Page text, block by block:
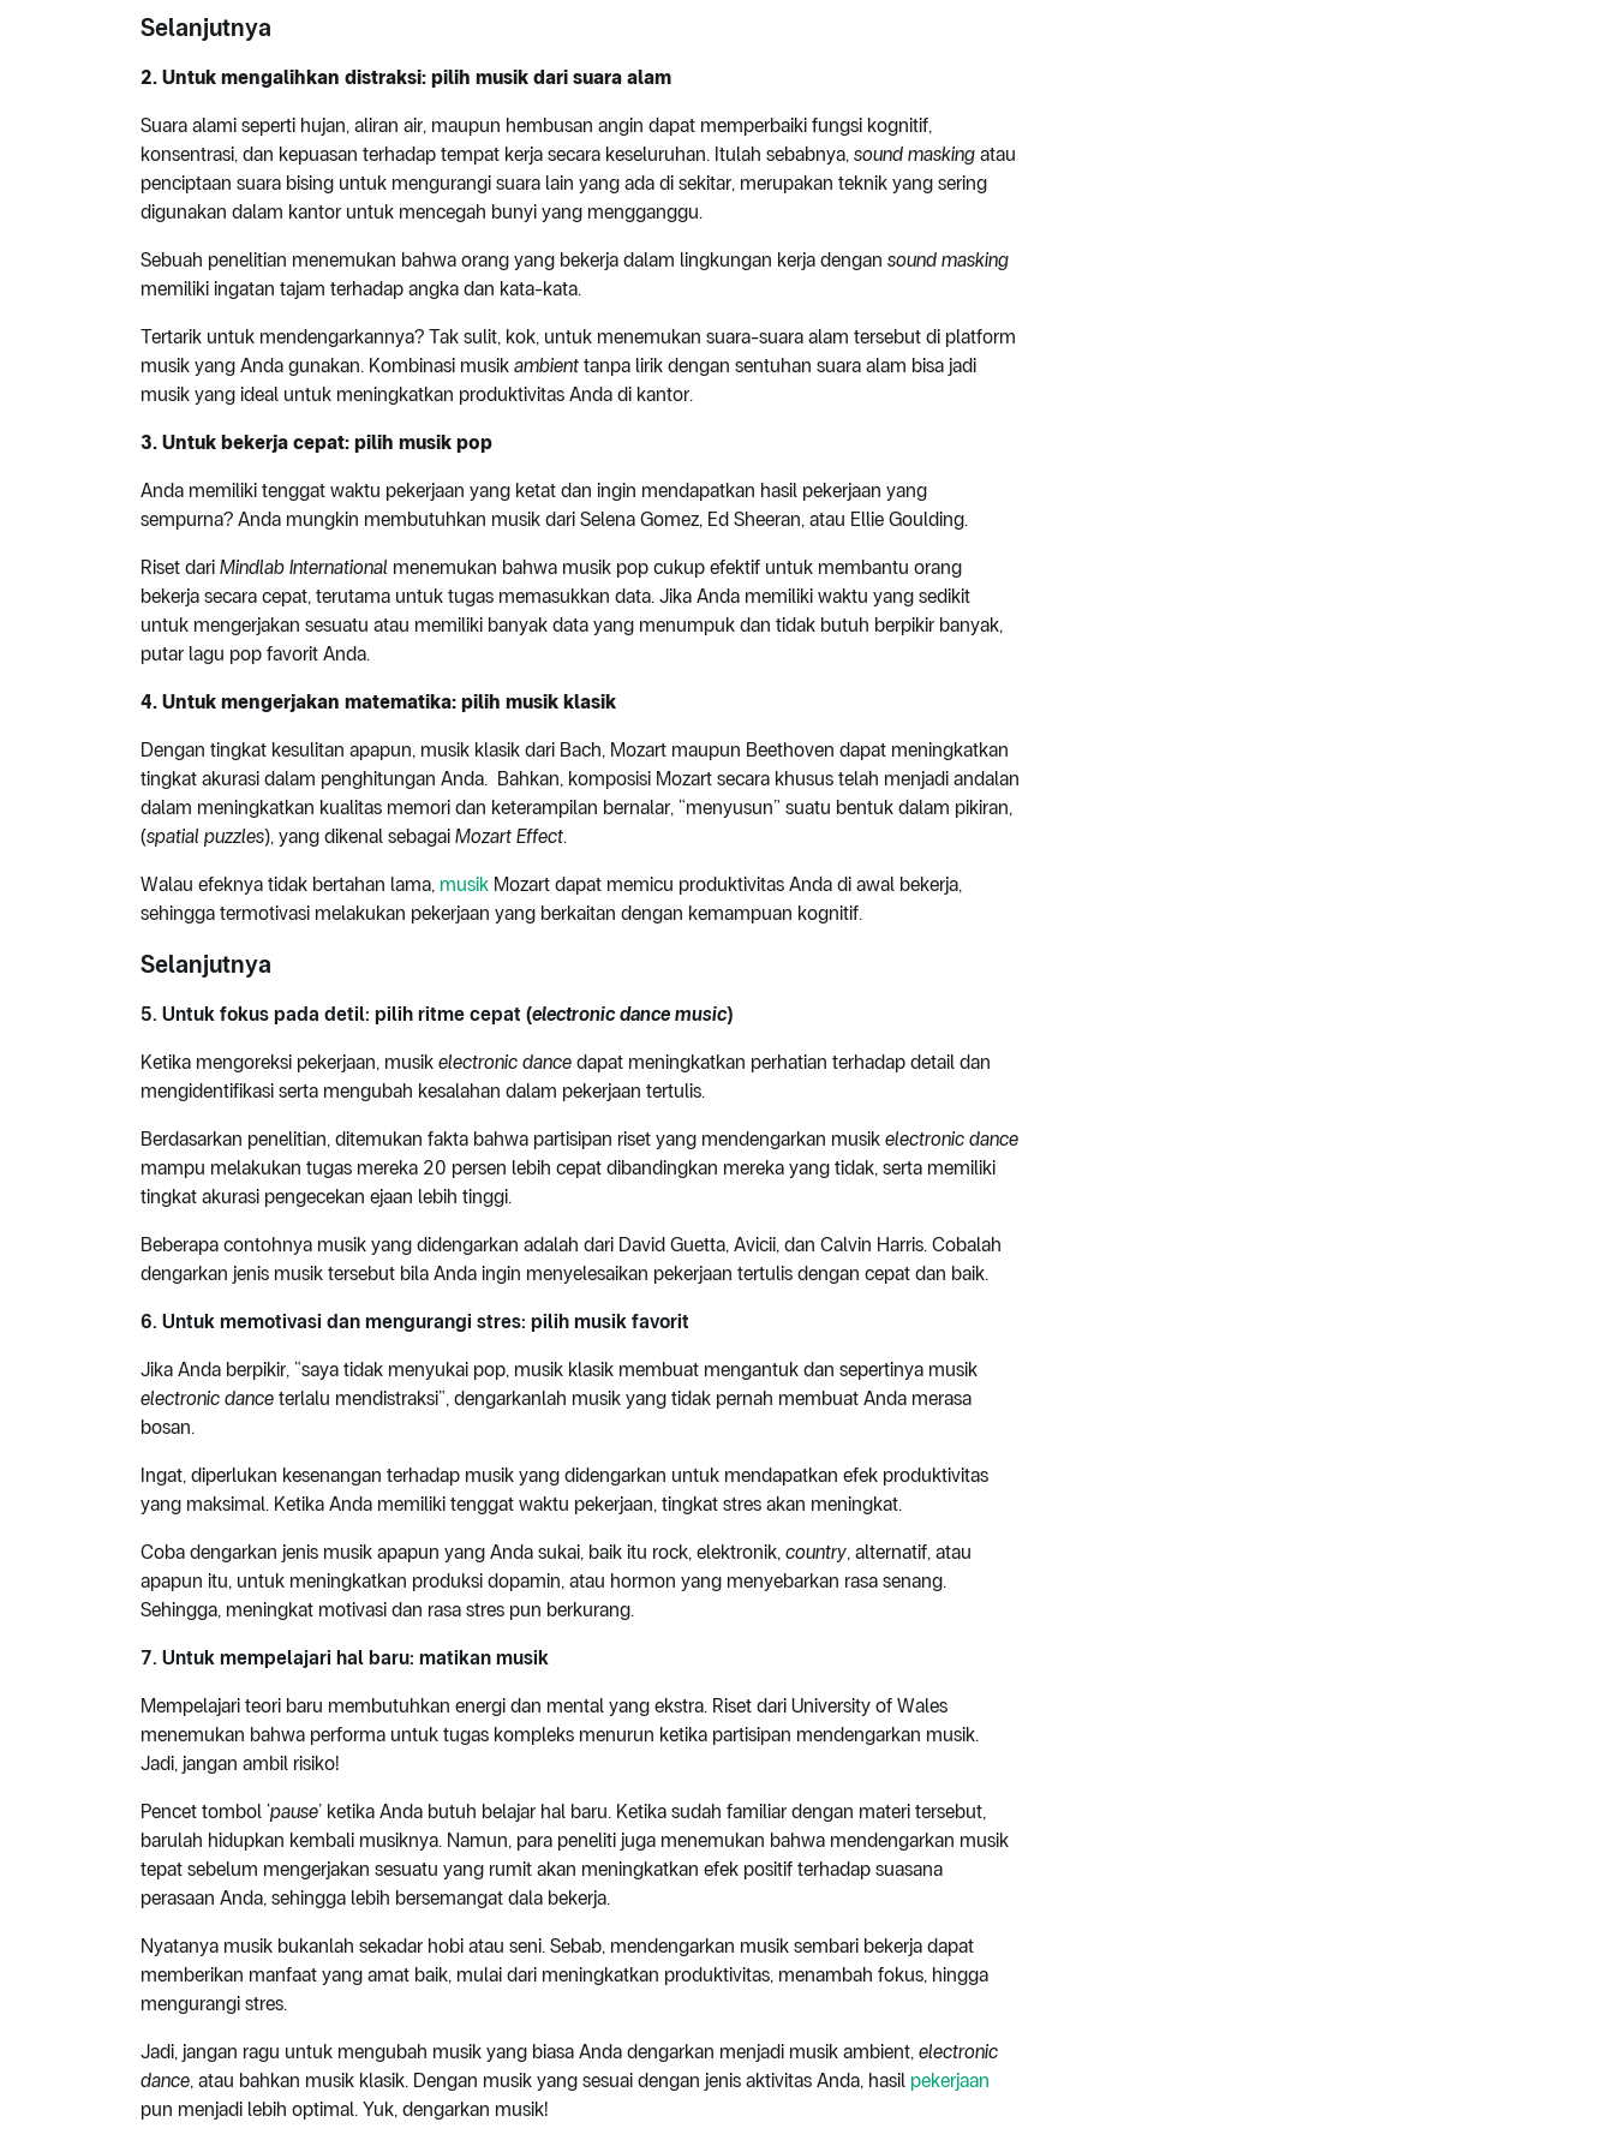
Selanjutnya
2. Untuk mengalihkan distraksi: pilih musik dari suara alam
Suara alami seperti hujan, aliran air, maupun hembusan angin dapat memperbaiki fungsi kognitif,
konsentrasi, dan kepuasan terhadap tempat kerja secara keseluruhan. Itulah sebabnya, sound masking atau
penciptaan suara bising untuk mengurangi suara lain yang ada di sekitar, merupakan teknik yang sering
digunakan dalam kantor untuk mencegah bunyi yang mengganggu.
Sebuah penelitian menemukan bahwa orang yang bekerja dalam lingkungan kerja dengan sound masking
memiliki ingatan tajam terhadap angka dan kata-kata.
Tertarik untuk mendengarkannya? Tak sulit, kok, untuk menemukan suara-suara alam tersebut di platform
musik yang Anda gunakan. Kombinasi musik ambient tanpa lirik dengan sentuhan suara alam bisa jadi
musik yang ideal untuk meningkatkan produktivitas Anda di kantor.
3. Untuk bekerja cepat: pilih musik pop
Anda memiliki tenggat waktu pekerjaan yang ketat dan ingin mendapatkan hasil pekerjaan yang
sempurna? Anda mungkin membutuhkan musik dari Selena Gomez, Ed Sheeran, atau Ellie Goulding.
Riset dari Mindlab International menemukan bahwa musik pop cukup efektif untuk membantu orang
bekerja secara cepat, terutama untuk tugas memasukkan data. Jika Anda memiliki waktu yang sedikit
untuk mengerjakan sesuatu atau memiliki banyak data yang menumpuk dan tidak butuh berpikir banyak,
putar lagu pop favorit Anda.
4. Untuk mengerjakan matematika: pilih musik klasik
Dengan tingkat kesulitan apapun, musik klasik dari Bach, Mozart maupun Beethoven dapat meningkatkan
tingkat akurasi dalam penghitungan Anda. Bahkan, komposisi Mozart secara khusus telah menjadi andalan
dalam meningkatkan kualitas memori dan keterampilan bernalar, “menyusun” suatu bentuk dalam pikiran,
(spatial puzzles), yang dikenal sebagai Mozart Effect.
Walau efeknya tidak bertahan lama, musik Mozart dapat memicu produktivitas Anda di awal bekerja,
sehingga termotivasi melakukan pekerjaan yang berkaitan dengan kemampuan kognitif.
Selanjutnya
5. Untuk fokus pada detil: pilih ritme cepat (electronic dance music)
Ketika mengoreksi pekerjaan, musik electronic dance dapat meningkatkan perhatian terhadap detail dan
mengidentifikasi serta mengubah kesalahan dalam pekerjaan tertulis.
Berdasarkan penelitian, ditemukan fakta bahwa partisipan riset yang mendengarkan musik electronic dance
mampu melakukan tugas mereka 20 persen lebih cepat dibandingkan mereka yang tidak, serta memiliki
tingkat akurasi pengecekan ejaan lebih tinggi.
Beberapa contohnya musik yang didengarkan adalah dari David Guetta, Avicii, dan Calvin Harris. Cobalah
dengarkan jenis musik tersebut bila Anda ingin menyelesaikan pekerjaan tertulis dengan cepat dan baik.
6. Untuk memotivasi dan mengurangi stres: pilih musik favorit
Jika Anda berpikir, “saya tidak menyukai pop, musik klasik membuat mengantuk dan sepertinya musik
electronic dance terlalu mendistraksi”, dengarkanlah musik yang tidak pernah membuat Anda merasa
bosan.
Ingat, diperlukan kesenangan terhadap musik yang didengarkan untuk mendapatkan efek produktivitas
yang maksimal. Ketika Anda memiliki tenggat waktu pekerjaan, tingkat stres akan meningkat.
Coba dengarkan jenis musik apapun yang Anda sukai, baik itu rock, elektronik, country, alternatif, atau
apapun itu, untuk meningkatkan produksi dopamin, atau hormon yang menyebarkan rasa senang.
Sehingga, meningkat motivasi dan rasa stres pun berkurang.
7. Untuk mempelajari hal baru: matikan musik
Mempelajari teori baru membutuhkan energi dan mental yang ekstra. Riset dari University of Wales
menemukan bahwa performa untuk tugas kompleks menurun ketika partisipan mendengarkan musik.
Jadi, jangan ambil risiko!
Pencet tombol ‘pause’ ketika Anda butuh belajar hal baru. Ketika sudah familiar dengan materi tersebut,
barulah hidupkan kembali musiknya. Namun, para peneliti juga menemukan bahwa mendengarkan musik
tepat sebelum mengerjakan sesuatu yang rumit akan meningkatkan efek positif terhadap suasana
perasaan Anda, sehingga lebih bersemangat dala bekerja.
Nyatanya musik bukanlah sekadar hobi atau seni. Sebab, mendengarkan musik sembari bekerja dapat
memberikan manfaat yang amat baik, mulai dari meningkatkan produktivitas, menambah fokus, hingga
mengurangi stres.
Jadi, jangan ragu untuk mengubah musik yang biasa Anda dengarkan menjadi musik ambient, electronic
dance, atau bahkan musik klasik. Dengan musik yang sesuai dengan jenis aktivitas Anda, hasil pekerjaan
pun menjadi lebih optimal. Yuk, dengarkan musik!